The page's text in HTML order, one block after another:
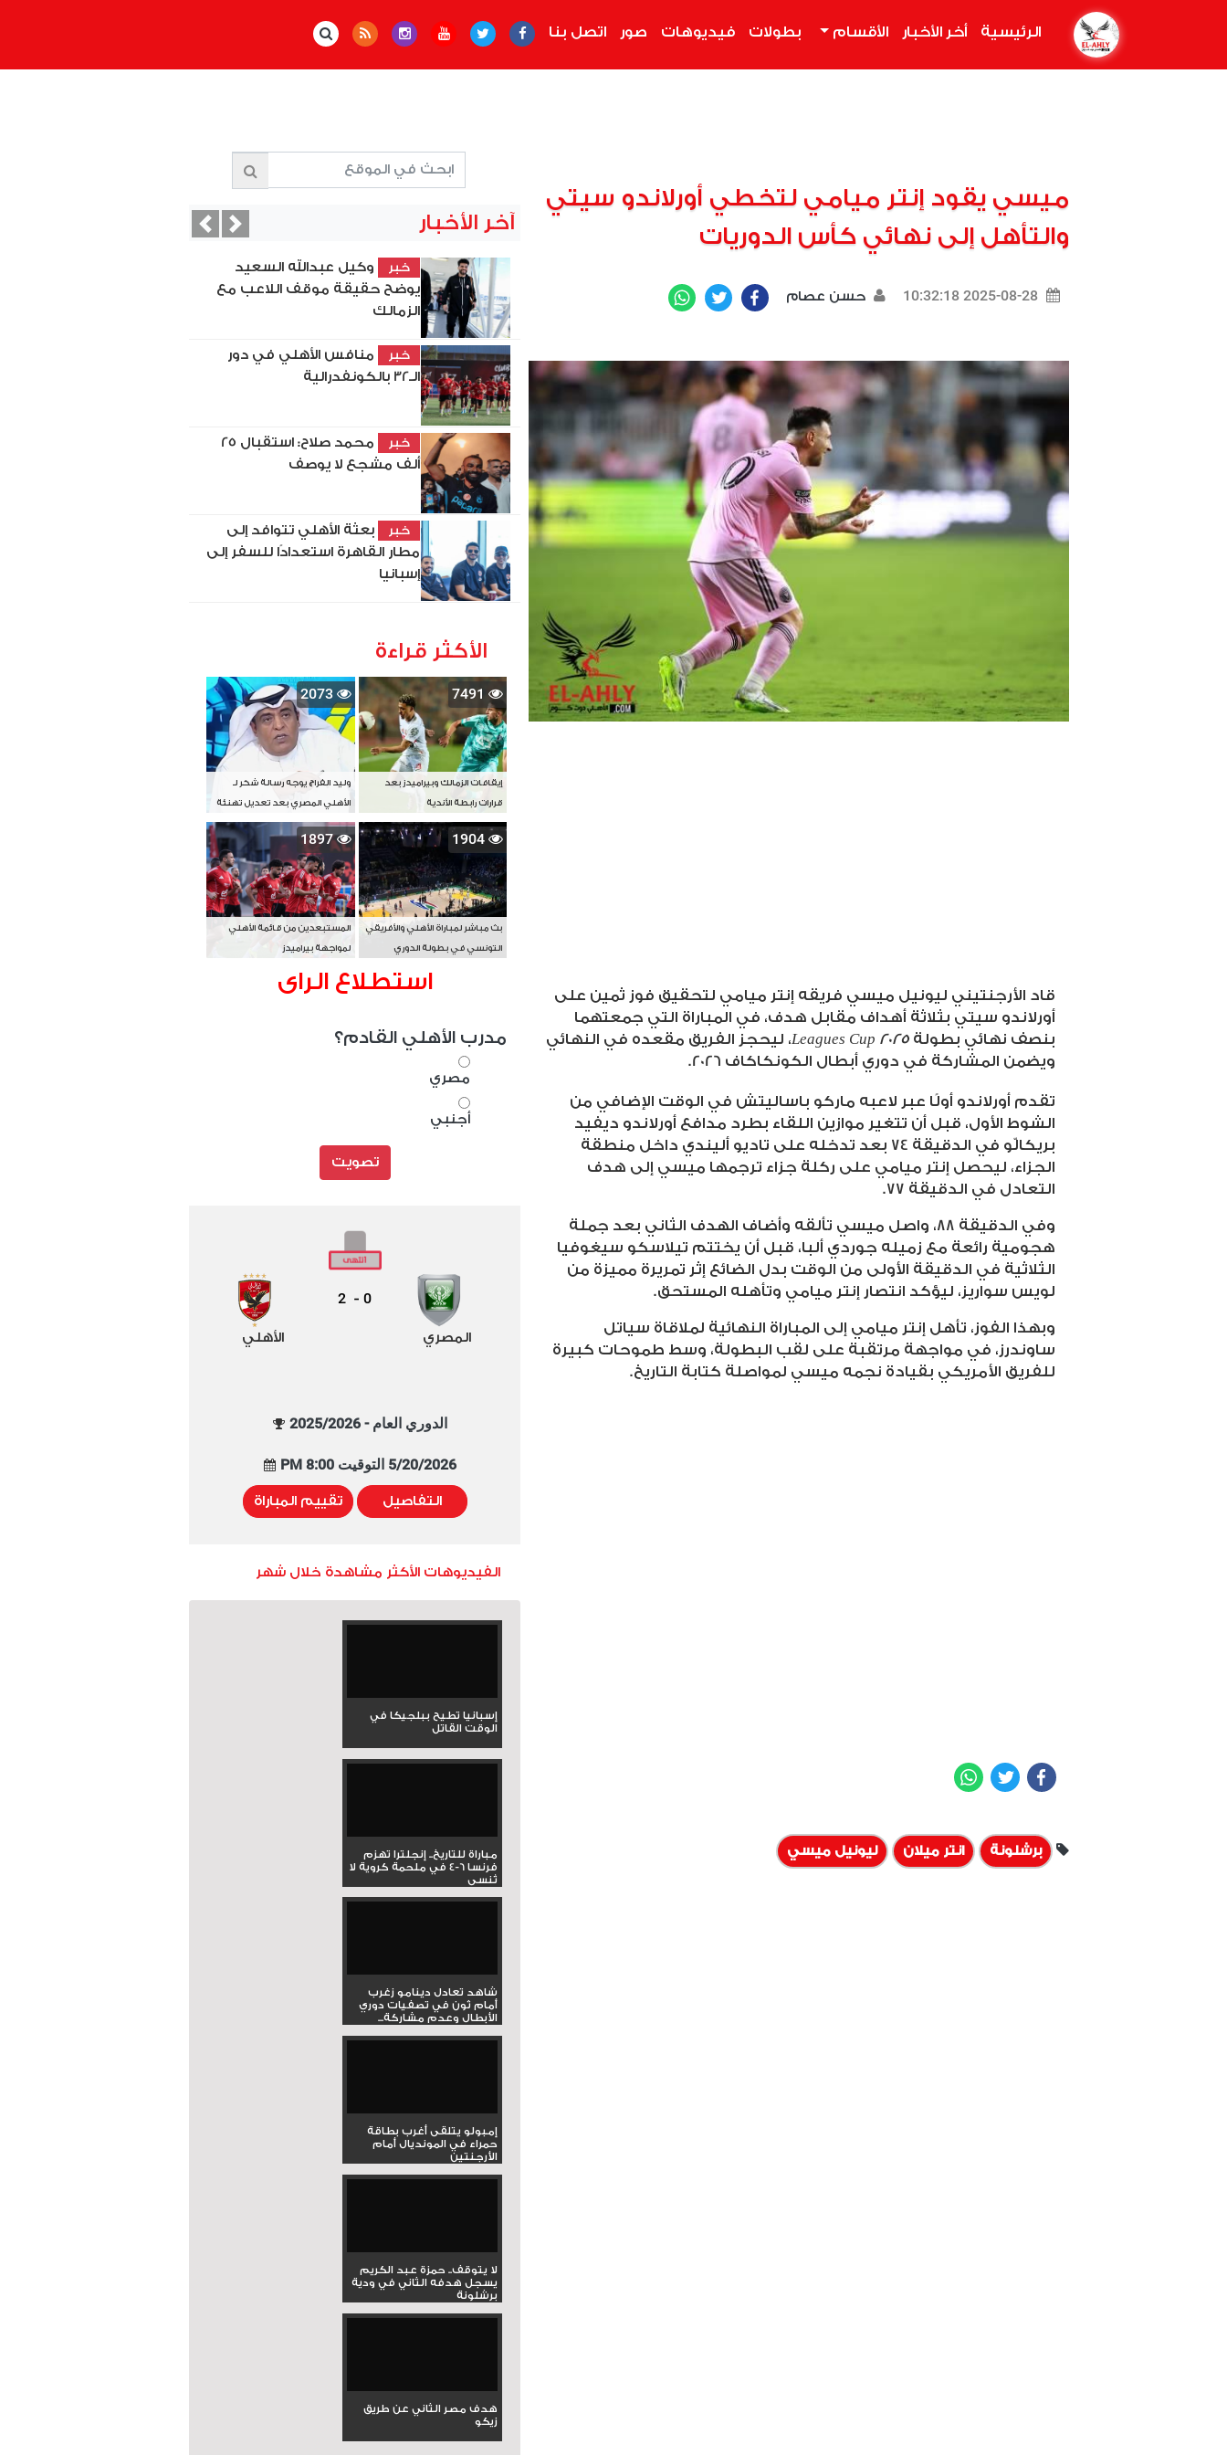
الرئيسية أخر الأخبار الأقسام بطولات فيديوهات صور اتصل بنا
ميسي يقود إنتر ميامي لتخطي أورلاندو سيتي
والتأهل إلى نهائي كأس الدوريات
2025-08-28 10:32:18 حسن عصام Facebook
Twitter
قاد الأرجنتيني ليونيل ميسي فريقه إنتر ميامي لتحقيق فوز ثمين على
أورلاندو سيتي بثلاثة أهداف مقابل هدف، في المباراة التي جمعتهما
بنصف نهائي بطولةLeagues Cup 2025، ليحجز الفريق مقعده في النهائي
ويضمن المشاركة في دوري أبطال الكونكاكاف 2026
.
تقدم أورلاندو أولًا عبر لاعبه ماركو باساليتش في الوقت الإضافي من
الشوط الأول، قبل أن تتغير موازين اللقاء بطرد مدافع أورلاندو ديفيد
بريكالّو في الدقيقة 74 بعد تدخله على تاديو أليندي داخل منطقة
الجزاء، ليحصل إنتر ميامي على ركلة جزاء ترجمها ميسي إلى هدف
التعادل في الدقيقة 77
.
وفي الدقيقة 88، واصل ميسي تألقه وأضاف الهدف الثاني بعد جملة
هجومية رائعة مع زميله جوردي ألبا، قبل أن يختتم تيلاسكو سيغوفيا
الثلاثية في الدقيقة الأولى من الوقت بدل الضائع إثر تمريرة مميزة من
لويس سواريز، ليؤكد انتصار إنتر ميامي وتأهله المستحق.
وبهذا الفوز، تأهل إنتر ميامي إلى المباراة النهائية لملاقاة سياتل
ساوندرز، في مواجهة مرتقبة على لقب البطولة، وسط طموحات كبيرة
للفريق الأمريكي بقيادة نجمه ميسي لمواصلة كتابة التاريخ.
Facebook
Twitter
برشلونة انتر ميلان ليونيل ميسي
آخر الأخبار
خبر
وكيل عبدالله السعيد
يوضح حقيقة موقف اللاعب مع
الزمالك
خبر
منافس الأهلي في دور
الـ32 بالكونفدرالية
خبر
محمد صلاح: استقبال 25
ألف مشجع لا يوصف
خبر
بعثة الأهلي تتوافد إلى
مطار القاهرة استعدادًا للسفر إلى
إسبانيا
PreviousNext
الأكثر قراءة
7491
إيقافات الزمالك وبيراميدز بعد
قرارات رابطة الأندية
2073
وليد الفراج يوجه رسالة شكر لـ
الأهلي المصري بعد تعديل تهنئة
بطل آسيا
1904
بث مباشر لمباراة الأهلي والأفريقي
التونسي في بطولة الدوري
1897
المستبعدين من قائمة الأهلي
لمواجهة بيراميدز
استطلاع الراى
مدرب الأهلي القادم؟
مصري
أجنبي
تصويت
المصري
0
-
2
الأهلي
الدوري العام - 2025/2026
5/20/2026 التوقيت 8:00 PM
التفاصيل تقييم المباراة
الفيديوهات الأكثر مشاهدة خلال شهر
إسبانيا تطيح ببلجيكا في
الوقت القاتل
مباراة للتاريخ.. إنجلترا تهزم
فرنسا 6-4 في ملحمة كروية لا
تُنسى
شاهد تعادل دينامو زغرب
أمام ثون في تصفيات دوري
الأبطال وعدم مشاركة...
إمبولو يتلقى أغرب بطاقة
حمراء في المونديال أمام
الأرجنتين
لا يتوقف.. حمزة عبد الكريم
يسجل هدفه الثاني في ودية
برشلونة
هدف مصر الثاني عن طريق
زيكو